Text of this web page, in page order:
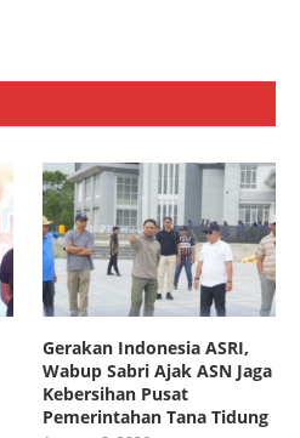
Gerakan Indonesia ASRI,
Wabup Sabri Ajak ASN Jaga
Kebersihan Pusat
Pemerintahan Tana Tidung